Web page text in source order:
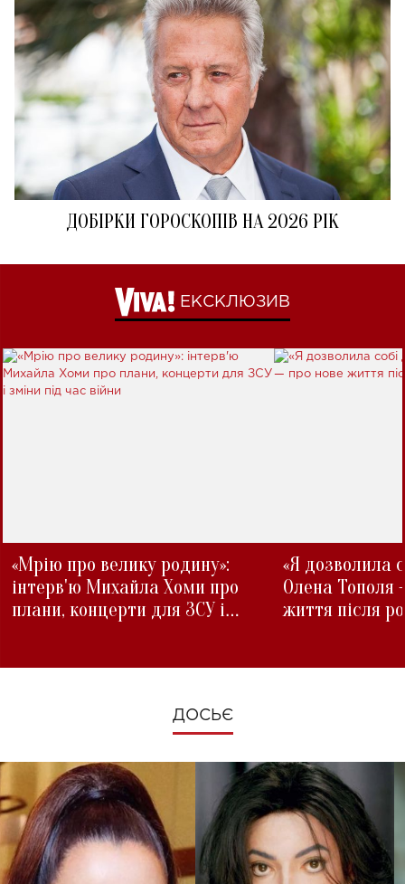
ДОБІРКИ ГОРОСКОПІВ НА 2026 РІК
ЕКСКЛЮЗИВ
«Мрію про велику родину»:
інтерв'ю Михайла Хоми про
плани, концерти для ЗСУ і
«Я дозволила
Олена Тополя
життя після
ДОСЬЄ